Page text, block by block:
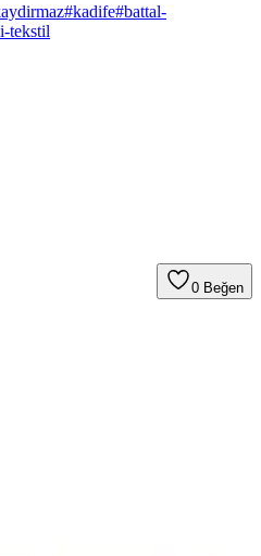
#kadife#battal-
tekstil
0 Beğen